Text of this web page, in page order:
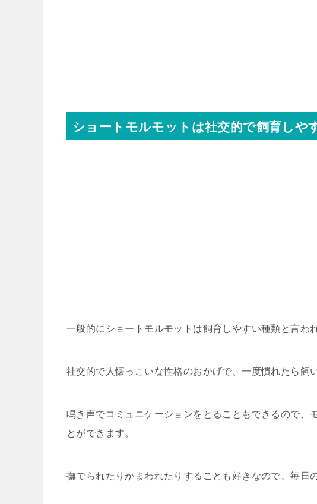
ショートモルモットは社交的で飼育しや
一般的にショートモルモットは飼育しやすい種類と言わ
社交的で人懐っこいな性格のおかげで、一度慣れたら飼
鳴き声でコミュニケーションをとることもできるので、
とができます。
撫でられたりかまわれたりすることも好きなので、毎日